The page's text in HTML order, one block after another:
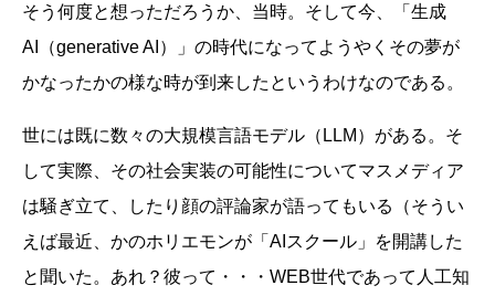
そう何度と想っただろうか、当時。そして今、「生成
AI（generative AI）」の時代になってようやくその夢が
かなったかの様な時が到来したというわけなのである。
世には既に数々の大規模言語モデル（LLM）がある。そ
して実際、その社会実装の可能性についてマスメディア
は騒ぎ立て、したり顔の評論家が語ってもいる（そうい
えば最近、かのホリエモンが「AIスクール」を開講した
と聞いた。あれ？彼って・・・WEB世代であって人工知